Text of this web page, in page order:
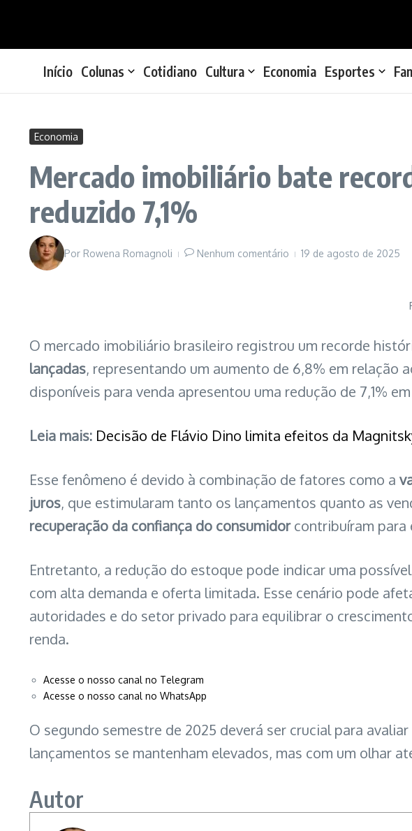
Início Colunas Cotidiano Cultura Economia Esportes
Economia
Mercado imobiliário bate
reduzido 7,1%
Por Rowena Romagnoli Nenhum comentário 19 de agosto de 2025
O mercado imobiliário brasileiro registrou um recorde
lançadas, representando um aumento de 6,8% em relação
disponíveis para venda apresentou uma redução de 7,1%
Leia mais: Decisão de Flávio Dino limita efeitos da
Esse fenômeno é devido à combinação de fatores como a
juros, que estimularam tanto os lançamentos quanto as
recuperação da confiança do consumidorcontribuíram para
Entretanto, a redução do estoque pode indicar uma possível
com alta demanda e oferta limitada. Esse cenário pode
autoridades e do setor privado para equilibrar o
renda.
Acesse o nosso canal no Telegram
Acesse o nosso canal no WhatsApp
O segundo semestre de 2025 deverá ser crucial para
lançamentos se mantenham elevados, mas com um olhar
Autor